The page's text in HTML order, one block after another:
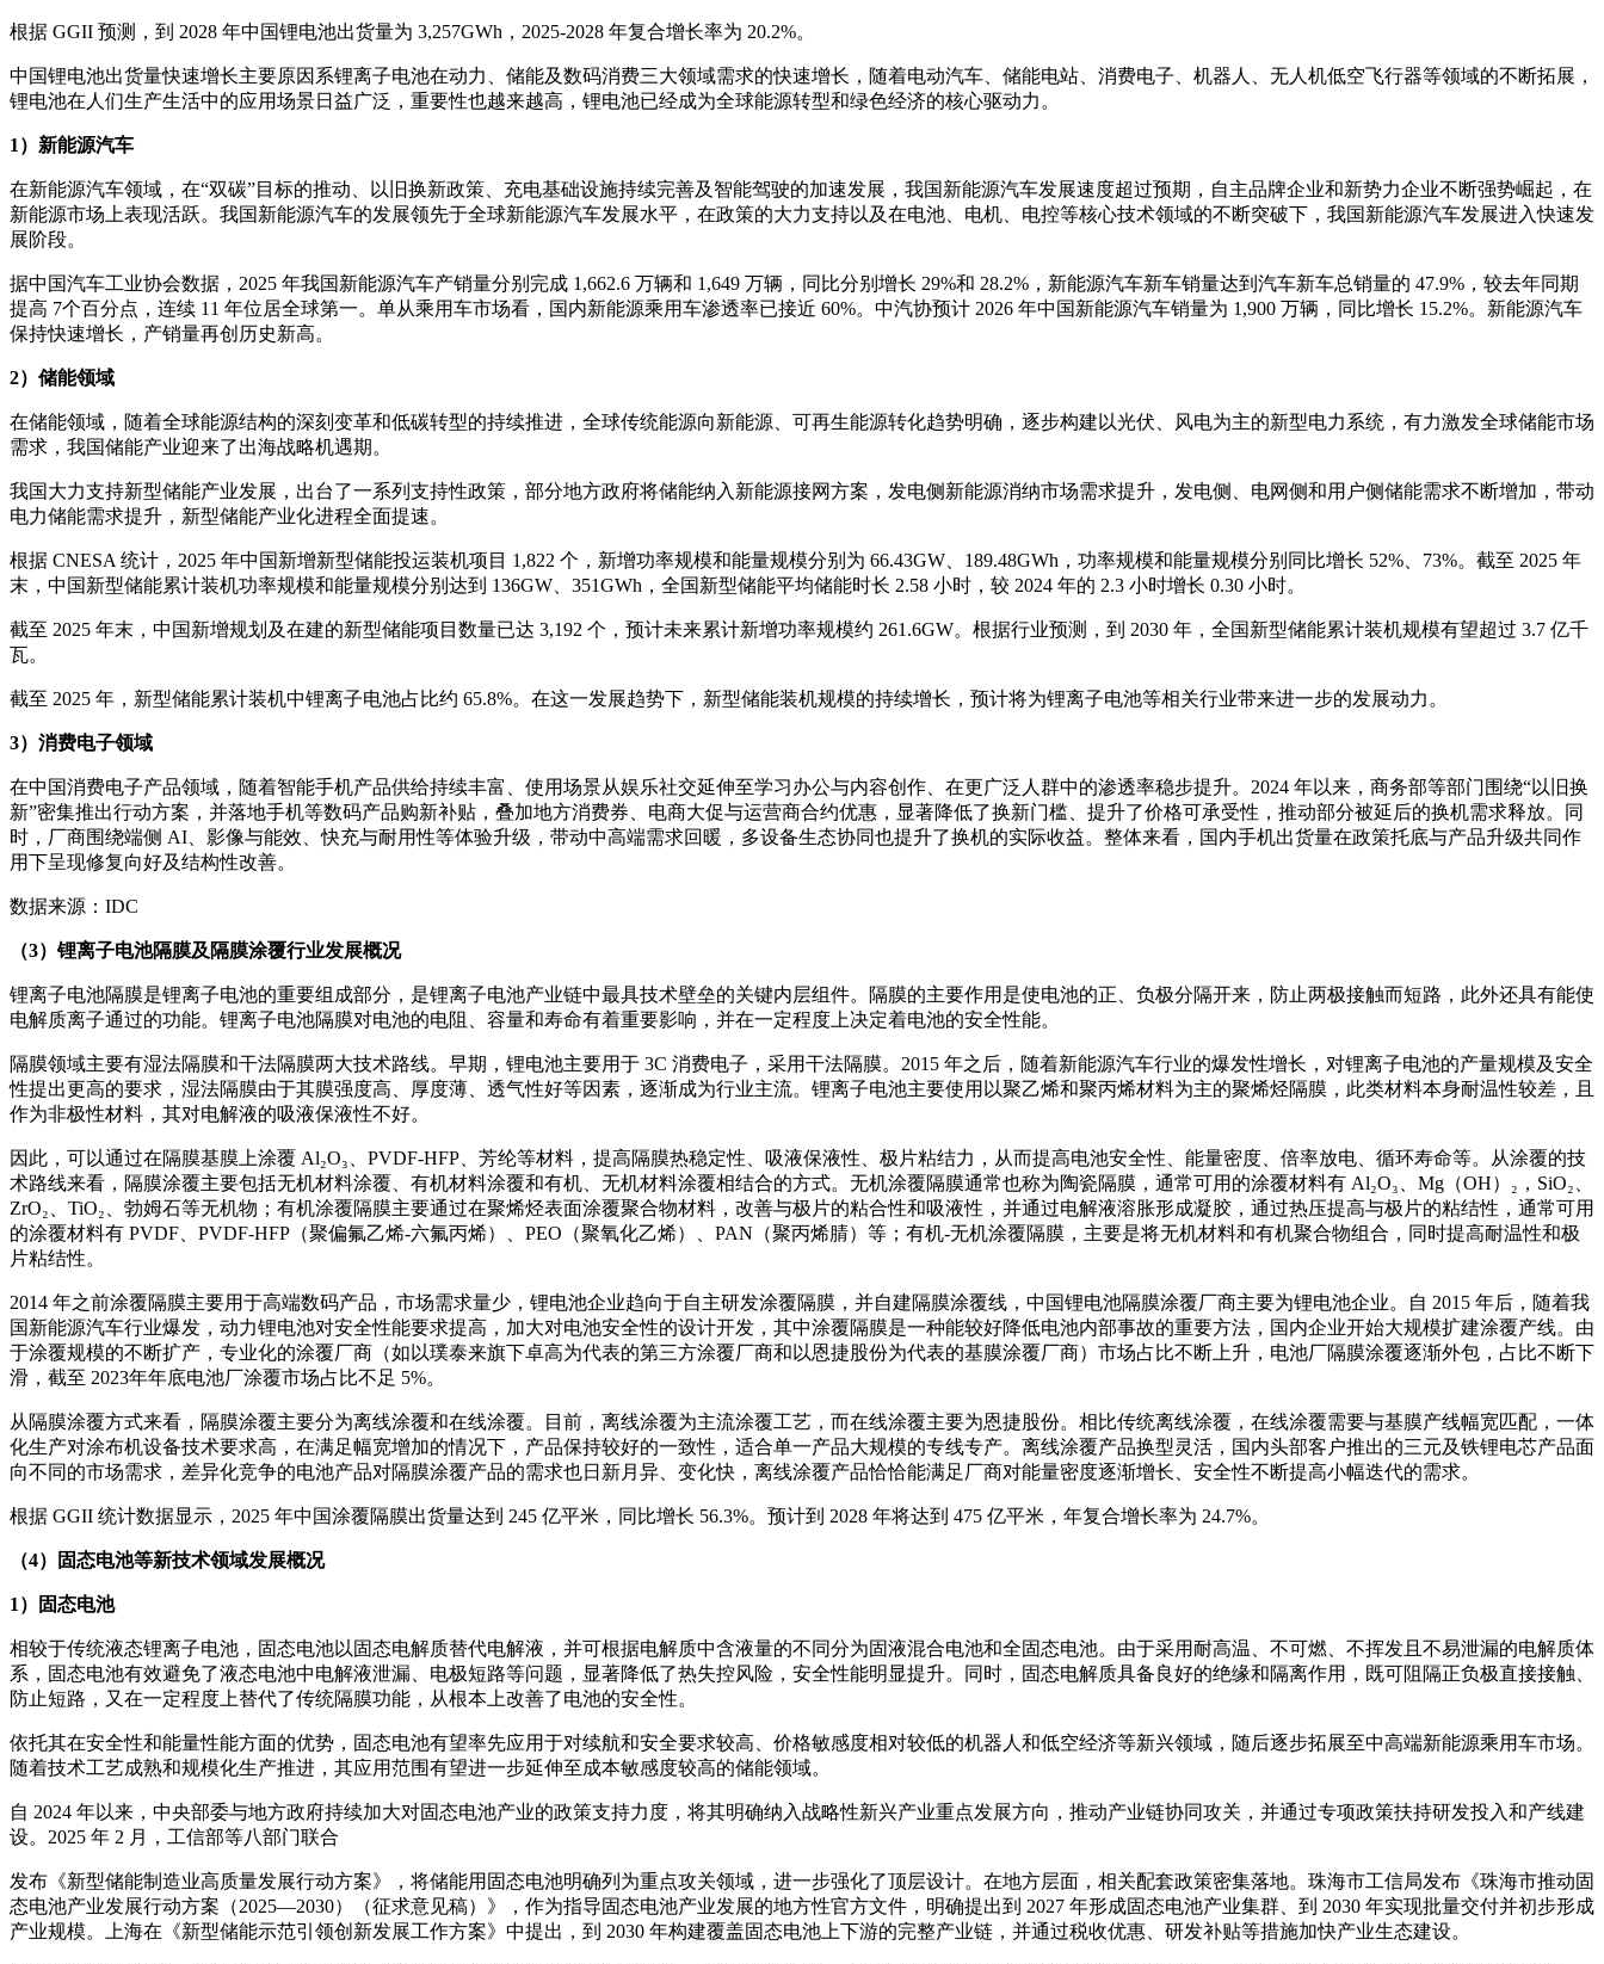
根据 GGII 预测，到 2028 年中国锂电池出货量为 3,257GWh，2025-2028 年复合增长率为 20.2%。
中国锂电池出货量快速增长主要原因系锂离子电池在动力、储能及数码消费三大领域需求的快速增长，随着电动汽车、储能电站、消费电子、机器人、无人机低空飞行器等领域的不断拓展，
锂电池在人们生产生活中的应用场景日益广泛，重要性也越来越高，锂电池已经成为全球能源转型和绿色经济的核心驱动力。
1）新能源汽车
在新能源汽车领域，在“双碳”目标的推动、以旧换新政策、充电基础设施持续完善及智能驾驶的加速发展，我国新能源汽车发展速度超过预期，自主品牌企业和新势力企业不断强势崛起，在
新能源市场上表现活跃。我国新能源汽车的发展领先于全球新能源汽车发展水平，在政策的大力支持以及在电池、电机、电控等核心技术领域的不断突破下，我国新能源汽车发展进入快速发
展阶段。
据中国汽车工业协会数据，2025 年我国新能源汽车产销量分别完成 1,662.6 万辆和 1,649 万辆，同比分别增长 29%和 28.2%，新能源汽车新车销量达到汽车新车总销量的 47.9%，较去年同期
提高 7个百分点，连续 11 年位居全球第一。单从乘用车市场看，国内新能源乘用车渗透率已接近 60%。中汽协预计 2026 年中国新能源汽车销量为 1,900 万辆，同比增长 15.2%。新能源汽车
保持快速增长，产销量再创历史新高。
2）储能领域
在储能领域，随着全球能源结构的深刻变革和低碳转型的持续推进，全球传统能源向新能源、可再生能源转化趋势明确，逐步构建以光伏、风电为主的新型电力系统，有力激发全球储能市场
需求，我国储能产业迎来了出海战略机遇期。
我国大力支持新型储能产业发展，出台了一系列支持性政策，部分地方政府将储能纳入新能源接网方案，发电侧新能源消纳市场需求提升，发电侧、电网侧和用户侧储能需求不断增加，带动
电力储能需求提升，新型储能产业化进程全面提速。
根据 CNESA 统计，2025 年中国新增新型储能投运装机项目 1,822 个，新增功率规模和能量规模分别为 66.43GW、189.48GWh，功率规模和能量规模分别同比增长 52%、73%。截至 2025 年
末，中国新型储能累计装机功率规模和能量规模分别达到 136GW、351GWh，全国新型储能平均储能时长 2.58 小时，较 2024 年的 2.3 小时增长 0.30 小时。
截至 2025 年末，中国新增规划及在建的新型储能项目数量已达 3,192 个，预计未来累计新增功率规模约 261.6GW。根据行业预测，到 2030 年，全国新型储能累计装机规模有望超过 3.7 亿千
瓦。
截至 2025 年，新型储能累计装机中锂离子电池占比约 65.8%。在这一发展趋势下，新型储能装机规模的持续增长，预计将为锂离子电池等相关行业带来进一步的发展动力。
3）消费电子领域
在中国消费电子产品领域，随着智能手机产品供给持续丰富、使用场景从娱乐社交延伸至学习办公与内容创作、在更广泛人群中的渗透率稳步提升。2024 年以来，商务部等部门围绕“以旧换
新”密集推出行动方案，并落地手机等数码产品购新补贴，叠加地方消费券、电商大促与运营商合约优惠，显著降低了换新门槛、提升了价格可承受性，推动部分被延后的换机需求释放。同
时，厂商围绕端侧 AI、影像与能效、快充与耐用性等体验升级，带动中高端需求回暖，多设备生态协同也提升了换机的实际收益。整体来看，国内手机出货量在政策托底与产品升级共同作
用下呈现修复向好及结构性改善。
数据来源：IDC
（3）锂离子电池隔膜及隔膜涂覆行业发展概况
锂离子电池隔膜是锂离子电池的重要组成部分，是锂离子电池产业链中最具技术壁垒的关键内层组件。隔膜的主要作用是使电池的正、负极分隔开来，防止两极接触而短路，此外还具有能使
电解质离子通过的功能。锂离子电池隔膜对电池的电阻、容量和寿命有着重要影响，并在一定程度上决定着电池的安全性能。
隔膜领域主要有湿法隔膜和干法隔膜两大技术路线。早期，锂电池主要用于 3C 消费电子，采用干法隔膜。2015 年之后，随着新能源汽车行业的爆发性增长，对锂离子电池的产量规模及安全
性提出更高的要求，湿法隔膜由于其膜强度高、厚度薄、透气性好等因素，逐渐成为行业主流。锂离子电池主要使用以聚乙烯和聚丙烯材料为主的聚烯烃隔膜，此类材料本身耐温性较差，且
作为非极性材料，其对电解液的吸液保液性不好。
因此，可以通过在隔膜基膜上涂覆 Al₂O₃、PVDF-HFP、芳纶等材料，提高隔膜热稳定性、吸液保液性、极片粘结力，从而提高电池安全性、能量密度、倍率放电、循环寿命等。从涂覆的技
术路线来看，隔膜涂覆主要包括无机材料涂覆、有机材料涂覆和有机、无机材料涂覆相结合的方式。无机涂覆隔膜通常也称为陶瓷隔膜，通常可用的涂覆材料有 Al₂O₃、Mg（OH）₂，SiO₂、
ZrO₂、TiO₂、勃姆石等无机物；有机涂覆隔膜主要通过在聚烯烃表面涂覆聚合物材料，改善与极片的粘合性和吸液性，并通过电解液溶胀形成凝胶，通过热压提高与极片的粘结性，通常可用
的涂覆材料有 PVDF、PVDF-HFP（聚偏氟乙烯-六氟丙烯）、PEO（聚氧化乙烯）、PAN（聚丙烯腈）等；有机-无机涂覆隔膜，主要是将无机材料和有机聚合物组合，同时提高耐温性和极
片粘结性。
2014 年之前涂覆隔膜主要用于高端数码产品，市场需求量少，锂电池企业趋向于自主研发涂覆隔膜，并自建隔膜涂覆线，中国锂电池隔膜涂覆厂商主要为锂电池企业。自 2015 年后，随着我
国新能源汽车行业爆发，动力锂电池对安全性能要求提高，加大对电池安全性的设计开发，其中涂覆隔膜是一种能较好降低电池内部事故的重要方法，国内企业开始大规模扩建涂覆产线。由
于涂覆规模的不断扩产，专业化的涂覆厂商（如以璞泰来旗下卓高为代表的第三方涂覆厂商和以恩捷股份为代表的基膜涂覆厂商）市场占比不断上升，电池厂隔膜涂覆逐渐外包，占比不断下
滑，截至 2023年年底电池厂涂覆市场占比不足 5%。
从隔膜涂覆方式来看，隔膜涂覆主要分为离线涂覆和在线涂覆。目前，离线涂覆为主流涂覆工艺，而在线涂覆主要为恩捷股份。相比传统离线涂覆，在线涂覆需要与基膜产线幅宽匹配，一体
化生产对涂布机设备技术要求高，在满足幅宽增加的情况下，产品保持较好的一致性，适合单一产品大规模的专线专产。离线涂覆产品换型灵活，国内头部客户推出的三元及铁锂电芯产品面
向不同的市场需求，差异化竞争的电池产品对隔膜涂覆产品的需求也日新月异、变化快，离线涂覆产品恰恰能满足厂商对能量密度逐渐增长、安全性不断提高小幅迭代的需求。
根据 GGII 统计数据显示，2025 年中国涂覆隔膜出货量达到 245 亿平米，同比增长 56.3%。预计到 2028 年将达到 475 亿平米，年复合增长率为 24.7%。
（4）固态电池等新技术领域发展概况
1）固态电池
相较于传统液态锂离子电池，固态电池以固态电解质替代电解液，并可根据电解质中含液量的不同分为固液混合电池和全固态电池。由于采用耐高温、不可燃、不挥发且不易泄漏的电解质体
系，固态电池有效避免了液态电池中电解液泄漏、电极短路等问题，显著降低了热失控风险，安全性能明显提升。同时，固态电解质具备良好的绝缘和隔离作用，既可阻隔正负极直接接触、
防止短路，又在一定程度上替代了传统隔膜功能，从根本上改善了电池的安全性。
依托其在安全性和能量性能方面的优势，固态电池有望率先应用于对续航和安全要求较高、价格敏感度相对较低的机器人和低空经济等新兴领域，随后逐步拓展至中高端新能源乘用车市场。
随着技术工艺成熟和规模化生产推进，其应用范围有望进一步延伸至成本敏感度较高的储能领域。
自 2024 年以来，中央部委与地方政府持续加大对固态电池产业的政策支持力度，将其明确纳入战略性新兴产业重点发展方向，推动产业链协同攻关，并通过专项政策扶持研发投入和产线建
设。2025 年 2 月，工信部等八部门联合
发布《新型储能制造业高质量发展行动方案》，将储能用固态电池明确列为重点攻关领域，进一步强化了顶层设计。在地方层面，相关配套政策密集落地。珠海市工信局发布《珠海市推动固
态电池产业发展行动方案（2025—2030）（征求意见稿）》，作为指导固态电池产业发展的地方性官方文件，明确提出到 2027 年形成固态电池产业集群、到 2030 年实现批量交付并初步形成
产业规模。上海在《新型储能示范引领创新发展工作方案》中提出，到 2030 年构建覆盖固态电池上下游的完整产业链，并通过税收优惠、研发补贴等措施加快产业生态建设。